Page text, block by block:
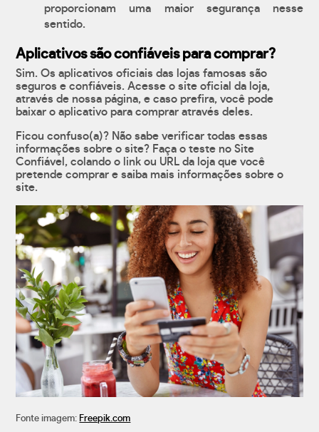
proporcionam uma maior segurança nesse
sentido.
Aplicativos são confiáveis para comprar?
Sim. Os aplicativos oficiais das lojas famosas são
seguros e confiáveis. Acesse o site oficial da loja,
através de nossa página, e caso prefira, você pode
baixar o aplicativo para comprar através deles.
Ficou confuso(a)? Não sabe verificar todas essas
informações sobre o site? Faça o teste no Site
Confiável, colando o link ou URL da loja que você
pretende comprar e saiba mais informações sobre o
site.
Fonte imagem: Freepik.com